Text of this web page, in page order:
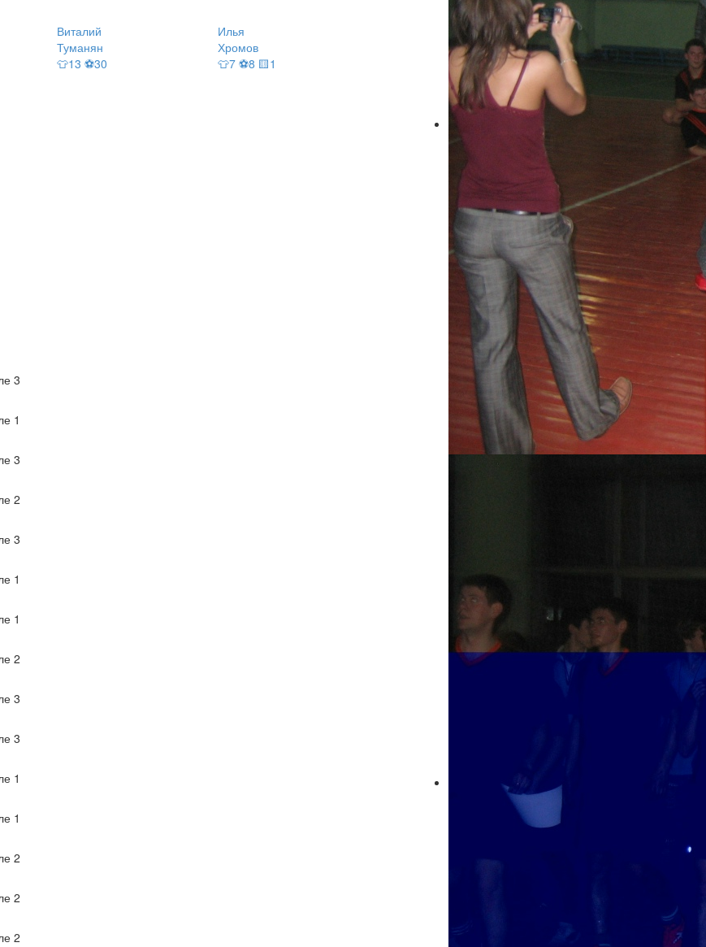
Виталий
Туманян
👕13 ⚽30
Илья
Хромов
👕7 ⚽8 🟨1
3
1
3
2
3
1
1
2
3
3
1
1
2
2
2